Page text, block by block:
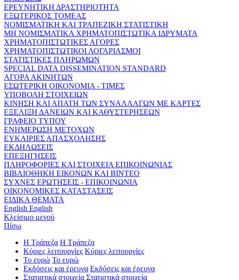
ΕΡΕΥΝΗΤΙΚΗ ΔΡΑΣΤΗΡΙΟΤΗΤΑ
ΕΞΩΤΕΡΙΚΟΣ ΤΟΜΕΑΣ
ΝΟΜΙΣΜΑΤΙΚΗ ΚΑΙ ΤΡΑΠΕΖΙΚΗ ΣΤΑΤΙΣΤΙΚΗ
ΜΗ ΝΟΜΙΣΜΑΤΙΚΑ ΧΡΗΜΑΤΟΠΙΣΤΩΤΙΚΑ ΙΔΡΥΜΑΤΑ
ΧΡΗΜΑΤΟΠΙΣΤΩΤΙΚΕΣ ΑΓΟΡΕΣ
ΧΡΗΜΑΤΟΠΙΣΤΩΤΙΚΟΙ ΛΟΓΑΡΙΑΣΜΟΙ
ΣΤΑΤΙΣΤΙΚΕΣ ΠΛΗΡΩΜΩΝ
SPECIAL DATA DISSEMINATION STANDARD
ΑΓΟΡΑ ΑΚΙΝΗΤΩΝ
ΕΣΩΤΕΡΙΚΗ ΟΙΚΟΝΟΜΙΑ - ΤΙΜΕΣ
ΥΠΟΒΟΛΗ ΣΤΟΙΧΕΙΩΝ
ΚΙΝΗΣΗ ΚΑΙ ΑΠΑΤΗ ΤΩΝ ΣΥΝΑΛΛΑΓΩΝ ΜΕ ΚΑΡΤΕΣ
ΕΞΕΛΙΞΗ ΔΑΝΕΙΩΝ ΚΑΙ ΚΑΘΥΣΤΕΡΗΣΕΩΝ
ΓΡΑΦΕΙΟ ΤΥΠΟΥ
ΕΝΗΜΕΡΩΣΗ ΜΕΤΟΧΩΝ
ΕΥΚΑΙΡΙΕΣ ΑΠΑΣΧΟΛΗΣΗΣ
ΕΚΔΗΛΩΣΕΙΣ
ΕΠΕΞΗΓΗΣΕΙΣ
ΠΛΗΡΟΦΟΡΙΕΣ ΚΑΙ ΣΤΟΙΧΕΙΑ ΕΠΙΚΟΙΝΩΝΙΑΣ
ΒΙΒΛΙΟΘΗΚΗ ΕΙΚΟΝΩΝ ΚΑΙ ΒΙΝΤΕΟ
ΣΥΧΝΕΣ ΕΡΩΤΗΣΕΙΣ - ΕΠΙΚΟΙΝΩΝΙΑ
ΟΙΚΟΝΟΜΙΚΕΣ ΚΑΤΑΣΤΑΣΕΙΣ
ΕΙΔΙΚΑ ΘΕΜΑΤΑ
English English
Κλείσιμο μενού
Πίσω
Η Τράπεζα Η Τράπεζα
Κύριες λειτουργίες Κύριες λειτουργίες
Το ευρώ Το ευρώ
Εκδόσεις και έρευνα Εκδόσεις και έρευνα
Στατιστικά στοιχεία Στατιστικά στοιχεία